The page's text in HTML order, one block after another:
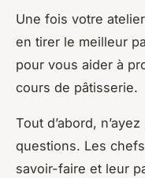
Une fois votre
en tirer le meilleur
pour vous aider à
cours de pâtisserie.
Tout d’abord,
questions. Les
savoir-faire et leur